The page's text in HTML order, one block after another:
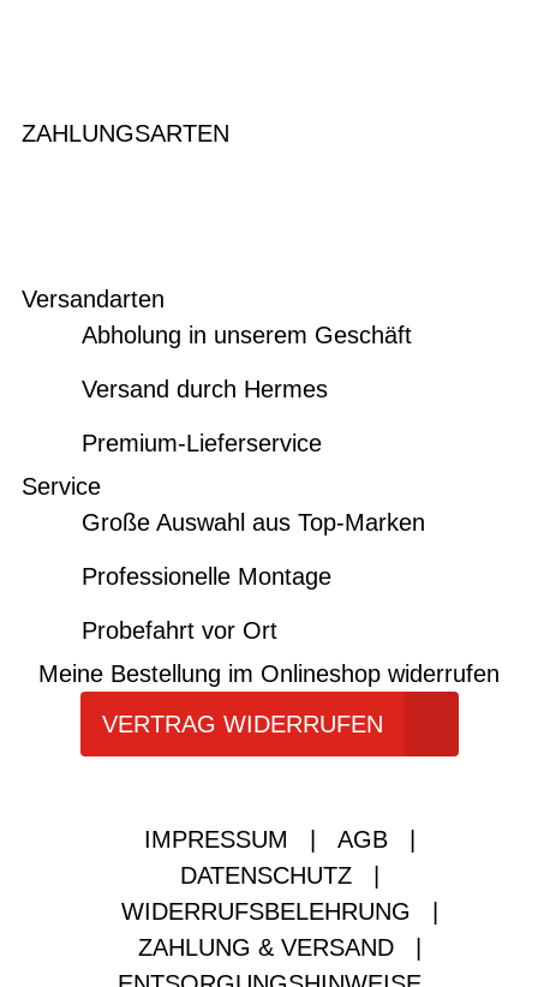
ZAHLUNGSARTEN
Versandarten
Abholung in unserem Geschäft
Versand durch Hermes
Premium-Lieferservice
Service
Große Auswahl aus Top-Marken
Professionelle Montage
Probefahrt vor Ort
Meine Bestellung im Onlineshop widerrufen
VERTRAG WIDERRUFEN
IMPRESSUM AGB
DATENSCHUTZ
WIDERRUFSBELEHRUNG
ZAHLUNG & VERSAND